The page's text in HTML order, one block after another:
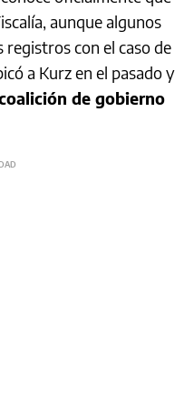
aunque algunos
registros con el caso de
a Kurz en el pasado y
de gobierno